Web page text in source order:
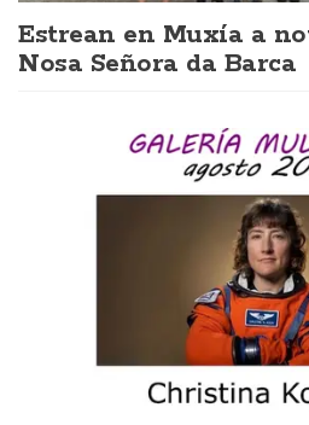
Estrean en Muxía a
Nosa Señora da Barca